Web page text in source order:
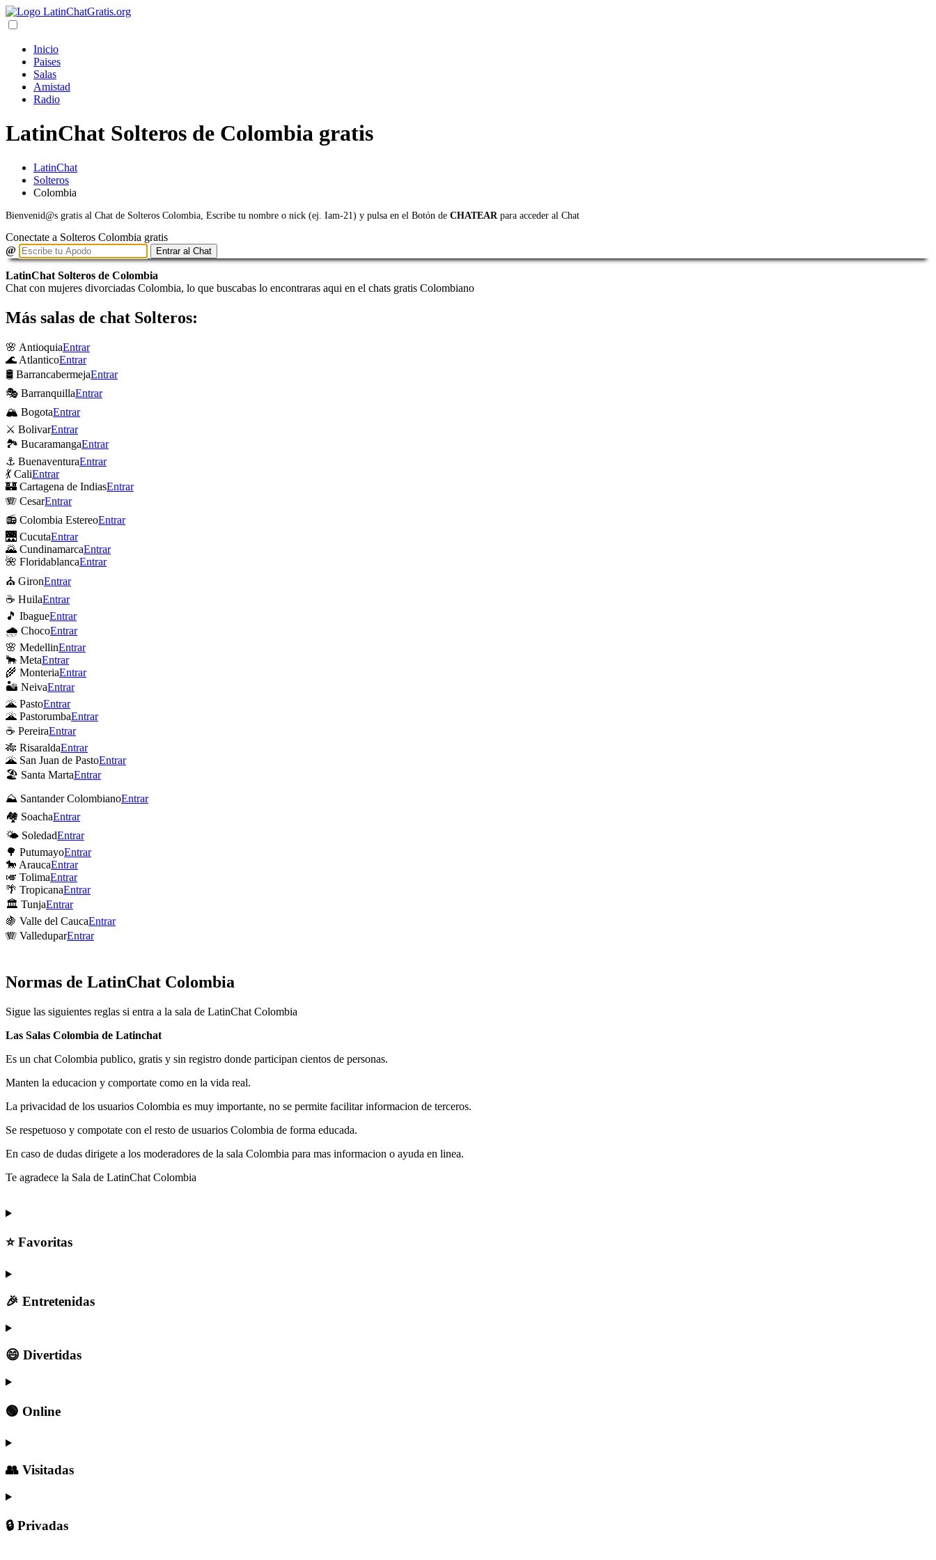
Inicio
Paises
Salas
Amistad
Radio
LatinChat Solteros de Colombia gratis
LatinChat
Solteros
Colombia
Bienvenid@s gratis al Chat de Solteros Colombia, Escribe tu nombre o nick (ej. Iam-21) y pulsa en el Botón de CHATEAR para acceder al Chat
Conectate a Solteros Colombia gratis
@
Entrar al Chat
LatinChat Solteros de Colombia
Chat con mujeres divorciadas Colombia, lo que buscabas lo encontraras aqui en el chats gratis Colombiano
Más salas de chat Solteros:
🌸 AntioquiaEntrar
🌊 AtlanticoEntrar
🛢 BarrancabermejaEntrar
🎭 BarranquillaEntrar
🏔 BogotaEntrar
⚔ BolivarEntrar
🏞 BucaramangaEntrar
⚓ BuenaventuraEntrar
💃 CaliEntrar
🏰 Cartagena de IndiasEntrar
🪗 CesarEntrar
📻 Colombia EstereoEntrar
🌉 CucutaEntrar
🌄 CundinamarcaEntrar
🌺 FloridablancaEntrar
⛪ GironEntrar
☕ HuilaEntrar
🎵 IbagueEntrar
🌧 ChocoEntrar
🌸 MedellinEntrar
🐂 MetaEntrar
🌾 MonteriaEntrar
🏜 NeivaEntrar
🌋 PastoEntrar
🌋 PastorumbaEntrar
☕ PereiraEntrar
🎋 RisaraldaEntrar
🌋 San Juan de PastoEntrar
🏖 Santa MartaEntrar
⛰ Santander ColombianoEntrar
🏘 SoachaEntrar
🌤 SoledadEntrar
🌳 PutumayoEntrar
🐎 AraucaEntrar
🎺 TolimaEntrar
🌴 TropicanaEntrar
🏛 TunjaEntrar
🍇 Valle del CaucaEntrar
🪗 ValleduparEntrar
Normas de LatinChat Colombia
Sigue las siguientes reglas si entra a la sala de LatinChat Colombia
Las Salas Colombia de Latinchat
Es un chat Colombia publico, gratis y sin registro donde participan cientos de personas.
Manten la educacion y comportate como en la vida real.
La privacidad de los usuarios Colombia es muy importante, no se permite facilitar informacion de terceros.
Se respetuoso y compotate con el resto de usuarios Colombia de forma educada.
En caso de dudas dirigete a los moderadores de la sala Colombia para mas informacion o ayuda en linea.
Te agradece la Sala de LatinChat Colombia
⭐ Favoritas
🎉 Entretenidas
😄 Divertidas
🟢 Online
👥 Visitadas
🔒 Privadas